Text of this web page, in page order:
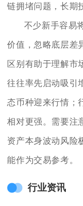
链拥堵问题，长期
不少新手容易
价值，忽略底层差
区别有助于理解市
往往率先启动吸引
态币种迎来行情；
相对更强。需要注
资产本身波动风险
能作为交易参考。
行业资讯